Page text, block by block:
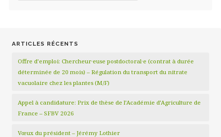
ARTICLES RÉCENTS
Offre d’emploi: Chercheur·euse postdoctoral·e (contrat à durée
déterminée de 20 mois) – Régulation du transport du nitrate
vacuolaire chez les plantes (M/F)
Appel à candidature: Prix de thèse de l’Académie d’Agriculture de
France – SFBV 2026
Vœux du président – Jérémy Lothier